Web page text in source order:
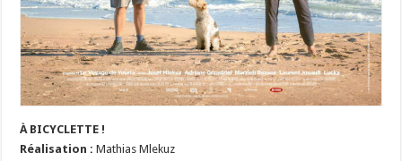
À BICYCLETTE !
Réalisation :Mathias Mlekuz